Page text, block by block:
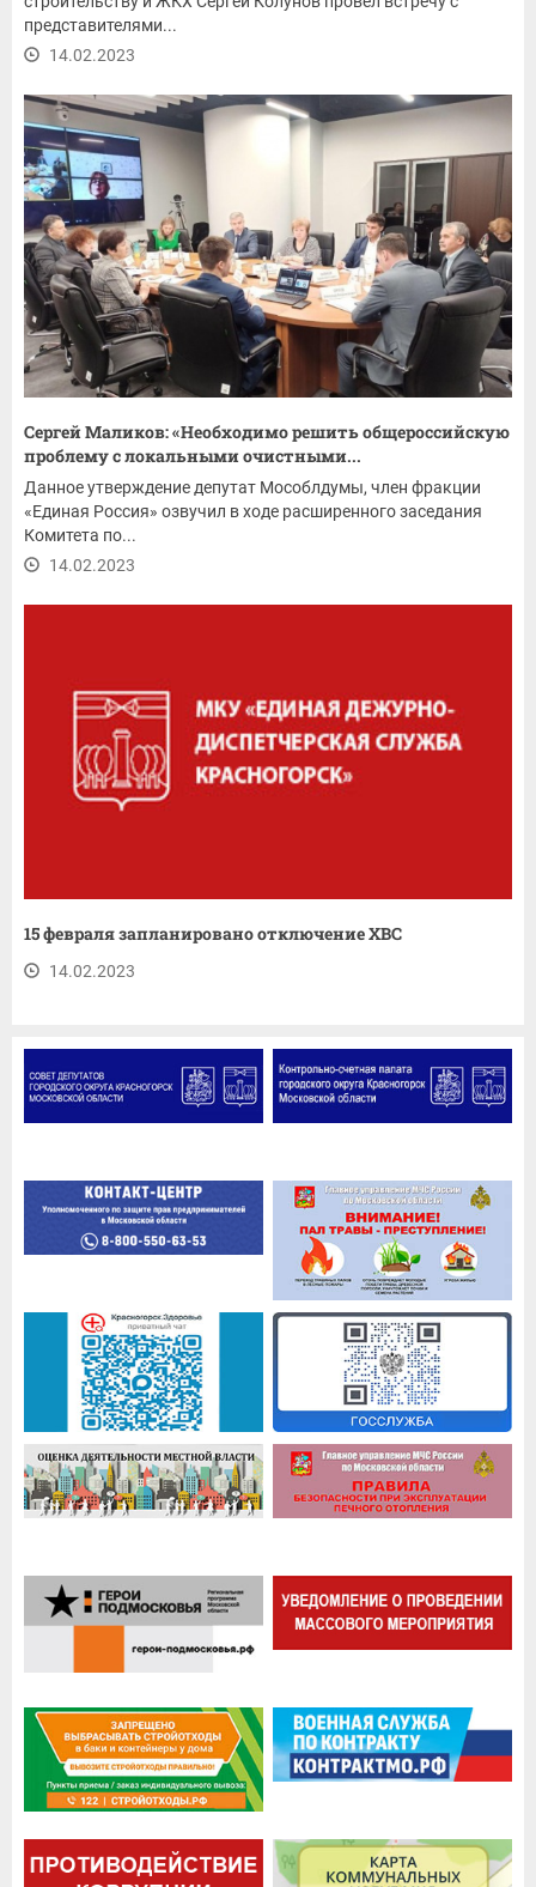
представителями...
14.02.2023
Сергей Маликов: «Необходимо решить общероссийскую
проблему с локальными очистными...
Данное утверждение депутат Мособлдумы, член фракции
«Единая Россия» озвучил в ходе расширенного заседания
Комитета по...
14.02.2023
15 февраля запланировано отключение ХВС
14.02.2023